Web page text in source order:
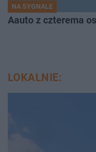
NA SYGNALE
Aauto z czterema
LOKALNIE: